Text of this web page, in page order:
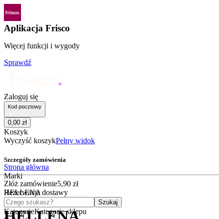
Aplikacja Frisco
Więcej funkcji i wygody
Sprawdź
Zaloguj się
Kod pocztowy
0,00 zł
Koszyk
Wyczyść koszykPełny widok
Szczegóły zamówienia
Złóż zamówienie5,90 zł
Rezerwacja dostawy
Czego szukasz?
Szukaj
KategorieKategorie sklepu
Strona główna
Marki
HELLENA